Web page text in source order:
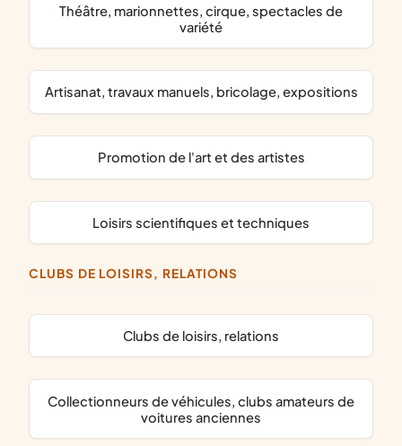
théâtre, marionnettes, cirque, spectacles de
variété
artisanat, travaux manuels, bricolage, expositions
promotion de l'art et des artistes
loisirs scientifiques et techniques
CLUBS DE LOISIRS, RELATIONS
clubs de loisirs, relations
collectionneurs de véhicules, clubs amateurs de
voitures anciennes